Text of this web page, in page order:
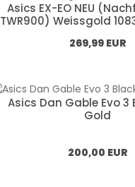
Asics EX-EO NEU
TWR900) Weissgold
Normál ár:
269,99 EUR
Asics Dan Gable Evo 3
Gold
Normál ár:
200,00 EUR